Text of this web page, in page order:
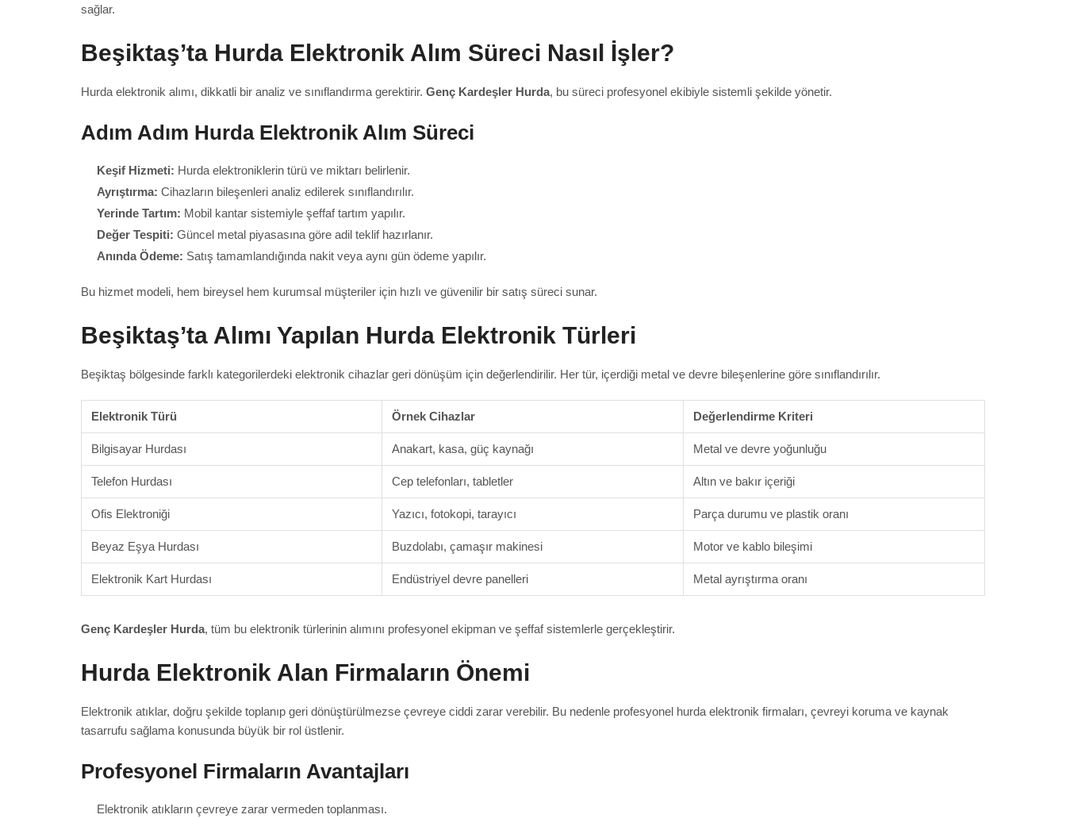
sağlar.
Beşiktaş’ta Hurda Elektronik Alım Süreci Nasıl İşler?
Hurda elektronik alımı, dikkatli bir analiz ve sınıflandırma gerektirir. Genç Kardeşler Hurda, bu süreci profesyonel ekibiyle sistemli şekilde yönetir.
Adım Adım Hurda Elektronik Alım Süreci
Keşif Hizmeti: Hurda elektroniklerin türü ve miktarı belirlenir.
Ayrıştırma: Cihazların bileşenleri analiz edilerek sınıflandırılır.
Yerinde Tartım: Mobil kantar sistemiyle şeffaf tartım yapılır.
Değer Tespiti: Güncel metal piyasasına göre adil teklif hazırlanır.
Anında Ödeme: Satış tamamlandığında nakit veya aynı gün ödeme yapılır.
Bu hizmet modeli, hem bireysel hem kurumsal müşteriler için hızlı ve güvenilir bir satış süreci sunar.
Beşiktaş’ta Alımı Yapılan Hurda Elektronik Türleri
Beşiktaş bölgesinde farklı kategorilerdeki elektronik cihazlar geri dönüşüm için değerlendirilir. Her tür, içerdiği metal ve devre bileşenlerine göre sınıflandırılır.
Elektronik Türü Örnek Cihazlar Değerlendirme Kriteri
Bilgisayar Hurdası Anakart, kasa, güç kaynağı Metal ve devre yoğunluğu
Telefon Hurdası Cep telefonları, tabletler Altın ve bakır içeriği
Ofis Elektroniği Yazıcı, fotokopi, tarayıcı Parça durumu ve plastik oranı
Beyaz Eşya Hurdası Buzdolabı, çamaşır makinesi Motor ve kablo bileşimi
Elektronik Kart Hurdası Endüstriyel devre panelleri Metal ayrıştırma oranı
Genç Kardeşler Hurda, tüm bu elektronik türlerinin alımını profesyonel ekipman ve şeffaf sistemlerle gerçekleştirir.
Hurda Elektronik Alan Firmaların Önemi
Elektronik atıklar, doğru şekilde toplanıp geri dönüştürülmezse çevreye ciddi zarar verebilir. Bu nedenle profesyonel hurda elektronik firmaları, çevreyi koruma ve kaynak
tasarrufu sağlama konusunda büyük bir rol üstlenir.
Profesyonel Firmaların Avantajları
Elektronik atıkların çevreye zarar vermeden toplanması.